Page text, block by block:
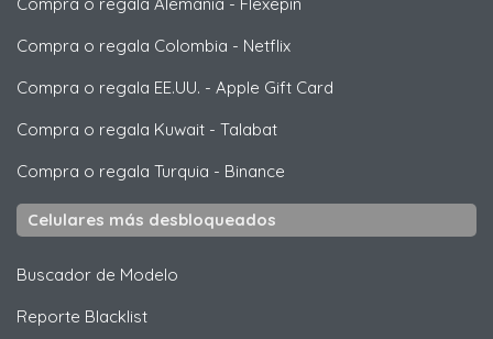
Compra o regala Colombia - Netflix
Compra o regala EE.UU. - Apple Gift Card
Compra o regala Kuwait - Talabat
Compra o regala Turquia - Binance
Celulares más desbloqueados
Buscador de Modelo
Reporte Blacklist